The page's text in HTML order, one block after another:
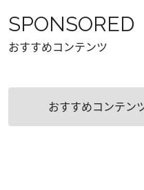
SPONSORED
おすすめコンテンツ
おすすめコンテン